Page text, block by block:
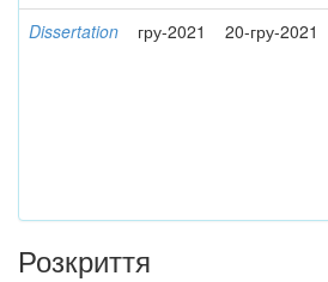
Dissertation гру-2021 20-гру-2021
Розкриття